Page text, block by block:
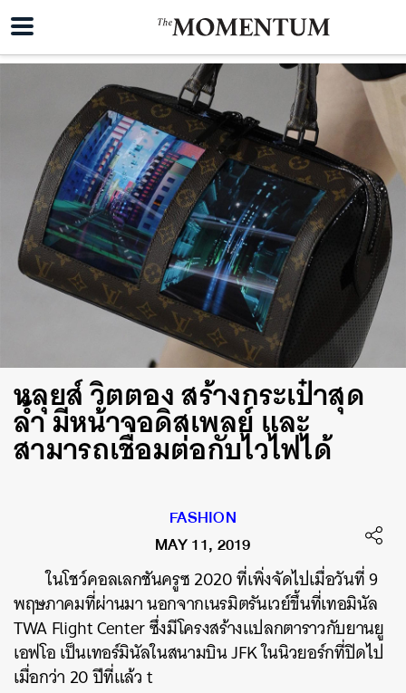
หลุยส์ วิตตอง สร้างกระเป๋าสุด
ล้ำ มีหน้าจอดิสเพลย์ และ
สามารถเชื่อมต่อกับไวไฟได้
FASHION
MAY 11, 2019
ในโชว์คอลเลกชันครูซ 2020 ที่เพิ่งจัดไปเมื่อวันที่ 9
พฤษภาคมที่ผ่านมา นอกจากเนรมิตรันเวย์ขึ้นที่เทอมินัล
TWA Flight Center ซึ่งมีโครงสร้างแปลกตาราวกับยานยู
เอฟโอ เป็นเทอร์มินัลในสนามบิน JFK ในนิวยอร์กที่ปิดไป
เมื่อกว่า 20 ปีที่แล้ว t